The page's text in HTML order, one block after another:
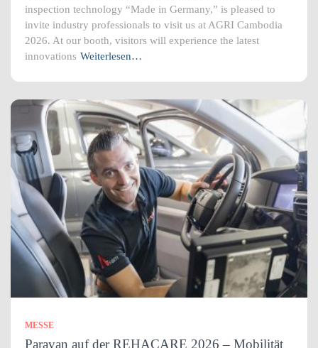
inspection technology “Made in Germany,” is pleased to
invite industry professionals to visit us at AGRI Cambodia
2026. At our booth, visitors will experience the latest
innovations Weiterlesen…
MESSE
Paravan auf der REHACARE 2026 – Mobilität